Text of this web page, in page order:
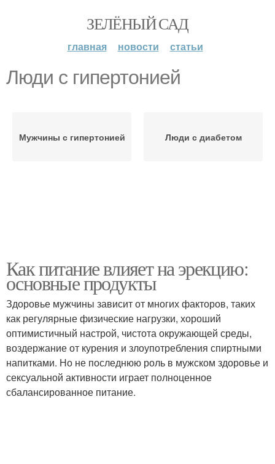
ЗЕЛЁНЫЙ САД
главная новости статьи
Люди с гипертонией
Мужчины с гипертонией Люди с диабетом
Как питание влияет на эрекцию:
основные продукты
Здоровье мужчины зависит от многих факторов, таких
как регулярные физические нагрузки, хороший
оптимистичный настрой, чистота окружающей среды,
воздержание от курения и злоупотребления спиртными
напитками. Но не последнюю роль в мужском здоровье и
сексуальной активности играет полноценное
сбалансированное питание.